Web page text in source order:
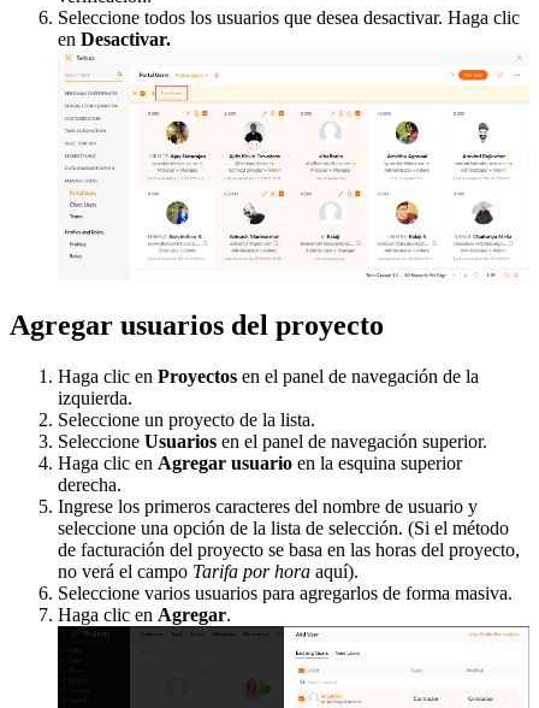
Seleccione todos los usuarios que desea desactivar. Haga clic
en Desactivar.
Agregar usuarios del proyecto
Haga clic en Proyectos en el panel de navegación de la
izquierda.
Seleccione un proyecto de la lista.
Seleccione Usuarios en el panel de navegación superior.
Haga clic en Agregar usuario en la esquina superior
derecha.
Ingrese los primeros caracteres del nombre de usuario y
seleccione una opción de la lista de selección. (Si el método
de facturación del proyecto se basa en las horas del proyecto,
no verá el campo Tarifa por hora aquí).
Seleccione varios usuarios para agregarlos de forma masiva.
Haga clic en Agregar.